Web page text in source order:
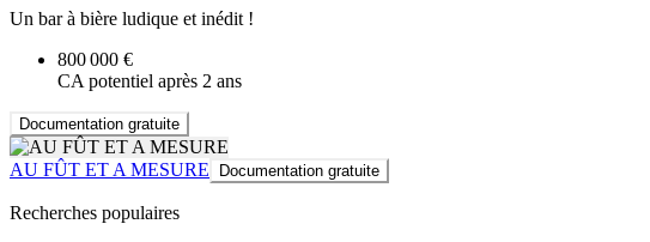
Un bar à bière ludique et inédit !
800 000 €
CA potentiel après 2 ans
Documentation gratuite
AU FÛT ET A MESURE Documentation gratuite
Recherches populaires